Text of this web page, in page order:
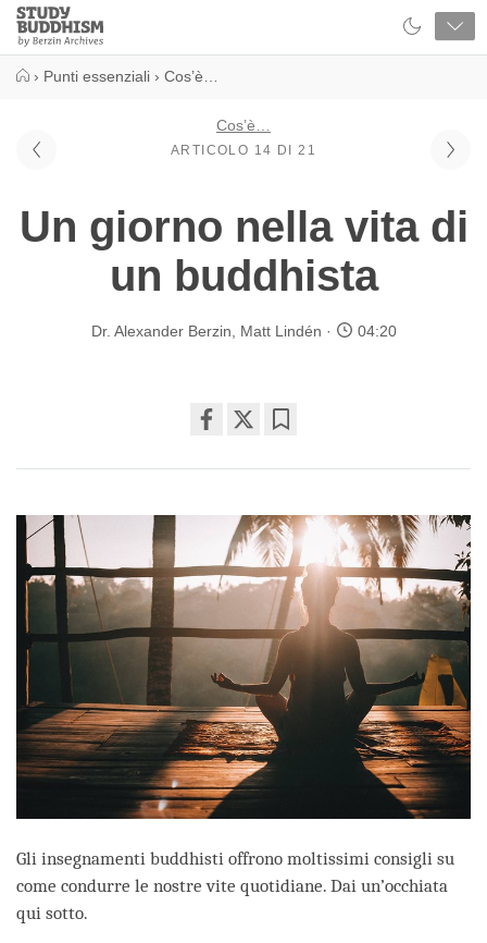
Close
Study
Buddhism
› Punti essenziali › Cos’è…
Cos’è…
ARTICOLO 14 DI 21
Un giorno nella vita di
un buddhista
Dr. Alexander Berzin Matt Lindén 04:20
on
Gli insegnamenti buddhisti offrono moltissimi consigli su
come condurre le nostre vite quotidiane. Dai un’occhiata
qui sotto.